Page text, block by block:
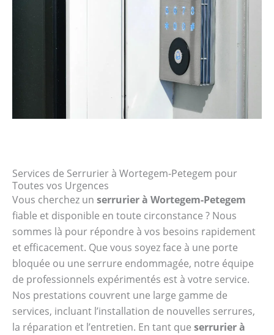
Services de Serrurier à Wortegem-Petegem pour
Toutes vos Urgences
Vous cherchez un serrurier à Wortegem-Petegem
fiable et disponible en toute circonstance ? Nous
sommes là pour répondre à vos besoins rapidement
et efficacement. Que vous soyez face à une porte
bloquée ou une serrure endommagée, notre équipe
de professionnels expérimentés est à votre service.
Nos prestations couvrent une large gamme de
services, incluant l’installation de nouvelles serrures,
la réparation et l’entretien. En tant que serrurier à